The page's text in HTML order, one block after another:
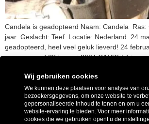
Candela is geadopteerd Naam: Candela
jaar Geslacht: Teef Locatie: Nederland 24
geadopteerd, heel veel geluk lieverd! 24
gereserveerd 28 januari 2024 CANDELA is
zou het fijn zijn als er […]
Wij gebruiken cookies
We kunnen deze plaatsen voor analyse van
bezoekersgegevens, om onze website te
gepersonaliseerde inhoud te tonen en om u
website-ervaring te bieden. Voor meer
cookies die we gebruiken opent u de